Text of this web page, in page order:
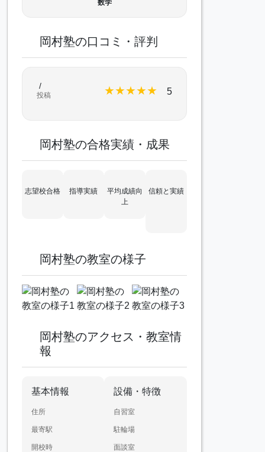
数学
岡村塾の口コミ・評判
★★★★★ 5
/
投稿
岡村塾の合格実績・成果
志望校合格 指導実績
平均成績向
上
信頼と実績
岡村塾の教室の様子
岡村塾のアクセス・教室情
報
基本情報
住所
最寄駅
開校時
設備・特徴
自習室
駐輪場
面談室